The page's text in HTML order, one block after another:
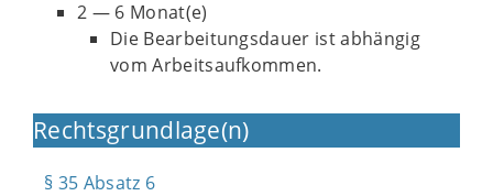
2 — 6 Monat(e)
Die Bearbeitungsdauer ist abhängig
vom Arbeitsaufkommen.
Rechtsgrundlage(n)
§ 35 Absatz 6